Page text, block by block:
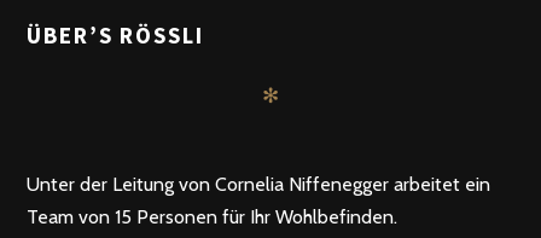
ÜBER’S RÖSSLI
✻
Unter der Leitung von Cornelia Niffenegger arbeitet ein
Team von 15 Personen für Ihr Wohlbefinden.